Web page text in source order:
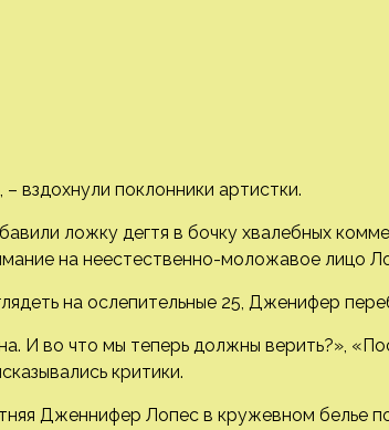
вздохнули поклонники артистки.
ложку дегтя в бочку хвалебных
на неестественно-моложавое лицо
на ослепительные 25, Дженифер
И во что мы теперь должны верить?»,
критики.
Дженнифер Лопес в кружевном белье